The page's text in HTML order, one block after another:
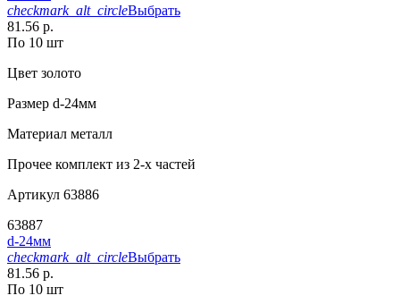
checkmark_alt_circleВыбрать
81.56 р.
По 10 шт
Цвет золото
Размер d-24мм
Материал металл
Прочее комплект из 2-х частей
Артикул 63886
63887
d-24мм
checkmark_alt_circleВыбрать
81.56 р.
По 10 шт